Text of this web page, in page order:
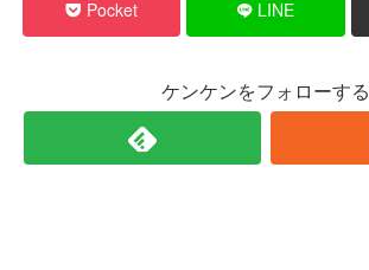
Pocket LINE
ケンケンをフォローする